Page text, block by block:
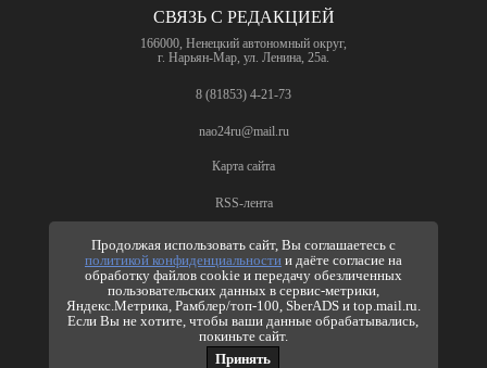
Продолжая использовать сайт, Вы соглашаетесь с
политикой конфиденциальностии даёте согласие на
обработку файлов cookie и передачу обезличенных
пользовательских данных в сервис-метрики,
Яндекс.Метрика, Рамблер/топ-100, SberADS и top.mail.ru.
Если Вы не хотите, чтобы ваши данные обрабатывались,
покиньте сайт.
Принять
СВЯЗЬ С РЕДАКЦИЕЙ
166000, Ненецкий автономный округ,
г. Нарьян-Мар, ул. Ленина, 25а.
8 (81853) 4-21-73
nao24ru@mail.ru
Карта сайта
RSS-лента
ПО ВОПРОСАМ РЕКЛАМЫ
8 (81853) 4-63-61
nao24ru@mail.ru
info@nao24.ru